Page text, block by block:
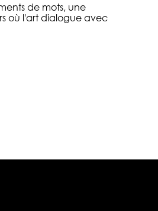
de mots, une
où l'art dialogue avec